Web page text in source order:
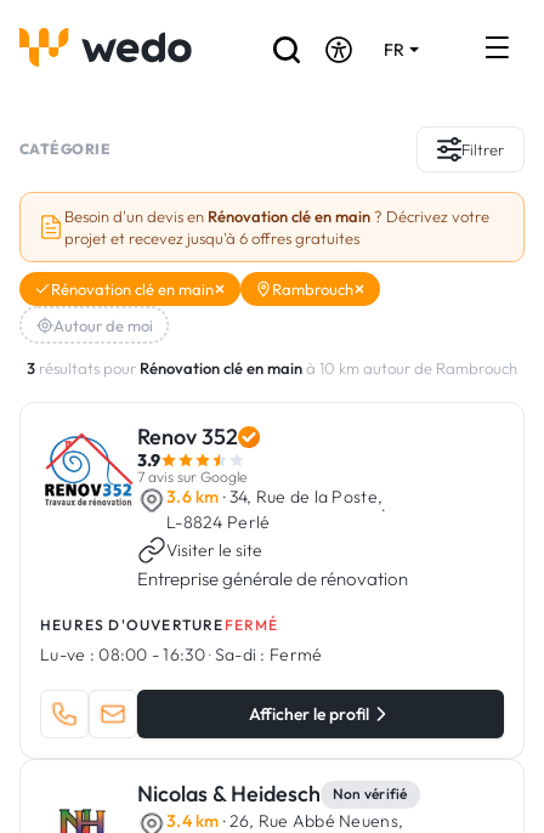
FR
Réalisations
Aides et subventions
Offres d'emploi
Vous êtes un Artisan ?
Connexion
CATÉGORIE Filtrer
Besoin d'un devis en Rénovation clé en main ? Décrivez votre
projet et recevez jusqu'à 6 offres gratuites
Rénovation clé en main
Rambrouch
Autour de moi
3 résultats pour Rénovation clé en mainà 10 km autour de Rambrouch
Renov 352
3.9
7 avis sur Google
3.6 km · 34, Rue de la Poste,
L-8824 Perlé
·
Visiter le site
Entreprise générale de rénovation
HEURES D'OUVERTURE FERMÉ
Lu-ve : 08:00 - 16:30·Sa-di : Fermé
Afficher le profil
Nicolas & Heidesch Non vérifié
3.4 km · 26, Rue Abbé Neuens,